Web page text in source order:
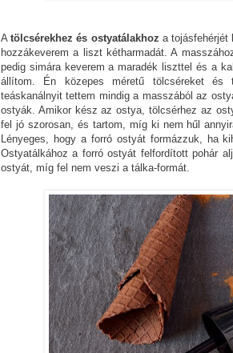
Atölcsérekhez és ostyatálakhoz a tojásfehérjét
hozzákeverem a liszt kétharmadát. A
pedig simára keverem a maradék liszttel és a
állítom. Én közepes méretű tölcséreket
teáskanálnyit tettem mindig a masszából az
ostyák. Amikor kész az ostya, tölcsérhez az
fel jó szorosan, és tartom, míg ki nem hűl
Lényeges, hogy a forró ostyát formázzuk, ha
Ostyatálkához a forró ostyát felfordított pohár
ostyát, míg fel nem veszi a tálka-formát.